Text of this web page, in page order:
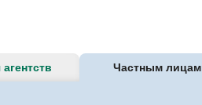
Частным лицам